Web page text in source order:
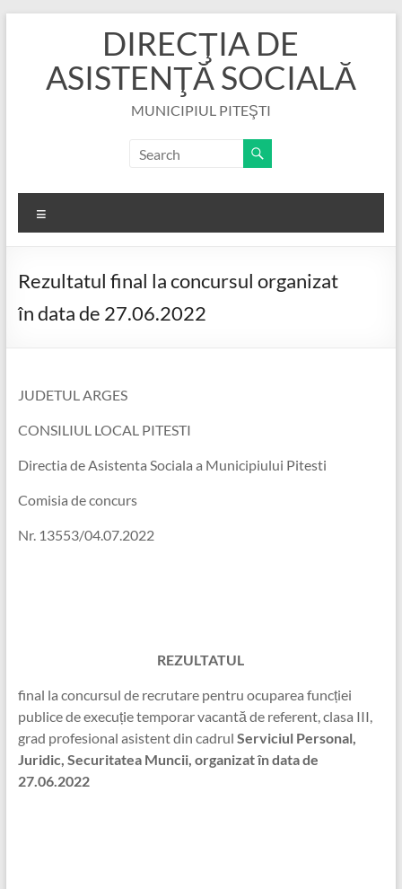
DIRECŢIA DE
ASISTENŢĂ SOCIALĂ
MUNICIPIUL PITEŞTI
Rezultatul final la concursul organizat
în data de 27.06.2022
JUDETUL ARGES
CONSILIUL LOCAL PITESTI
Directia de Asistenta Sociala a Municipiului Pitesti
Comisia de concurs
Nr. 13553/04.07.2022
REZULTATUL
final la concursul de recrutare pentru ocuparea funcției
publice de execuție temporar vacantă de referent, clasa III,
grad profesional asistent din cadrul Serviciul Personal,
Juridic, Securitatea Muncii, organizat în data de
27.06.2022